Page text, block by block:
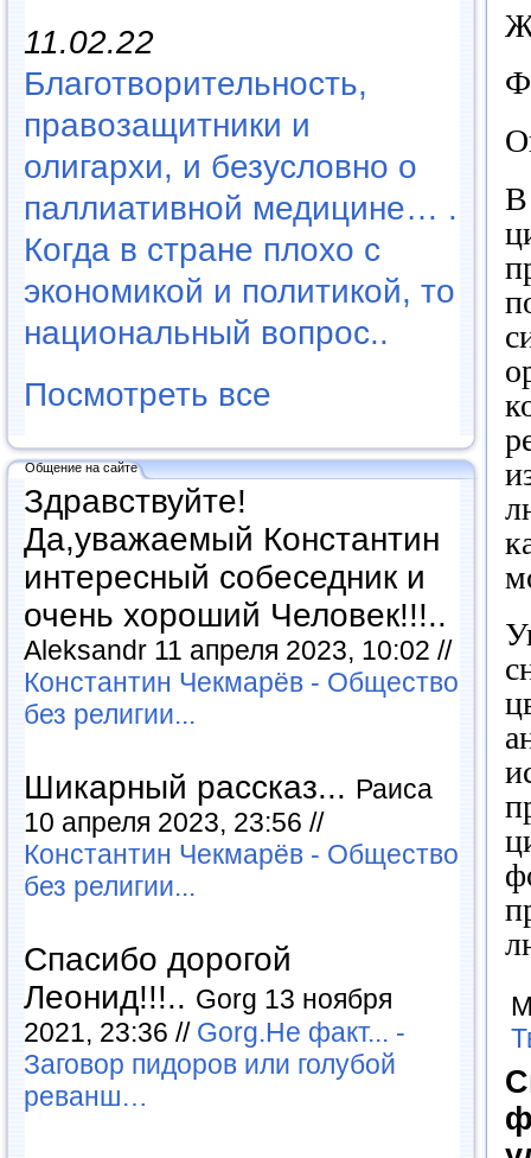
11.02.22
Благотворительность,
правозащитники и
олигархи, и безусловно о
паллиативной медицине… .
Когда в стране плохо с
экономикой и политикой, то
национальный вопрос..
Посмотреть все
Общение на сайте
Здравствуйте!
Да,уважаемый Константин
интересный собеседник и
очень хороший Человек!!!..
Aleksandr 11 апреля 2023, 10:02 //
Константин Чекмарёв - Общество
без религии...
Шикарный рассказ... Раиса
10 апреля 2023, 23:56 //
Константин Чекмарёв - Общество
без религии...
Спасибо дорогой
Леонид!!!.. Gorg 13 ноября
2021, 23:36 // Gorg.Не факт... -
Заговор пидоров или голубой
реванш…
В